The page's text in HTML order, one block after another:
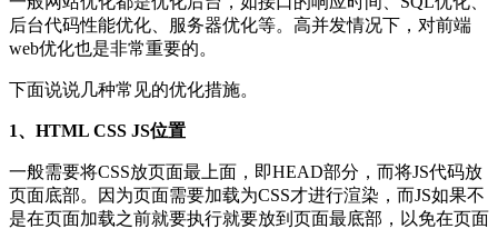
后台代码性能优化、服务器优化等。高并发情况下，对前端
web优化也是非常重要的。
下面说说几种常见的优化措施。
1、HTML CSS JS位置
一般需要将CSS放页面最上面，即HEAD部分，而将JS代码放
页面底部。因为页面需要加载为CSS才进行渲染，而JS如果不
是在页面加载之前就要执行就要放到页面最底部，以免在页面